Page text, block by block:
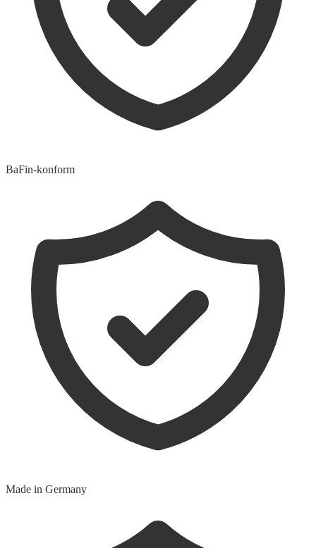
BaFin-konform
Made in Germany